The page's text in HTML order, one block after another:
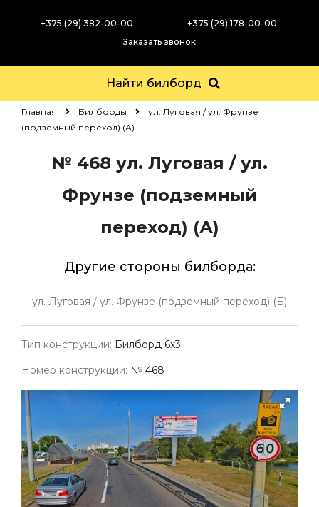
+375 (29) 382-00-00
+375 (29) 178-00-00
Заказать звонок
Найти билборд
Главная Билборды
ул. Луговая / ул. Фрунзе
(подземный переход) (А)
№ 468 ул. Луговая / ул.
Фрунзе (подземный
переход) (А)
Другие стороны билборда:
ул. Луговая / ул. Фрунзе (подземный переход) (Б)
Тип конструкции: Билборд 6х3
Номер конструкции: № 468